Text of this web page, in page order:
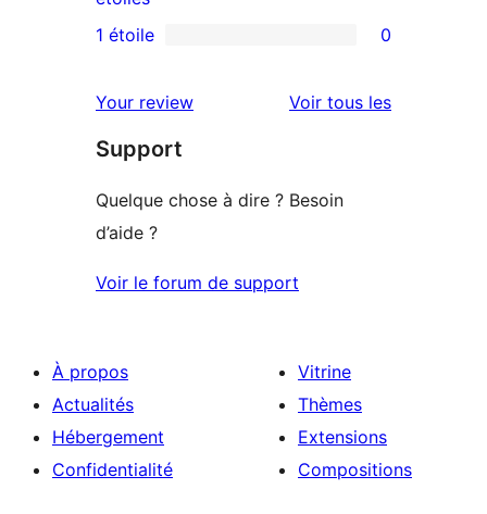
3
avis
2
à
1
1 étoile 0
Your review Voir tous lesavis
Support
Quelque chose à dire ? Besoin
d’aide ?
Voir le forum de support
À propos
Actualités
Hébergement
Confidentialité
Vitrine
Thèmes
Extensions
Compositions